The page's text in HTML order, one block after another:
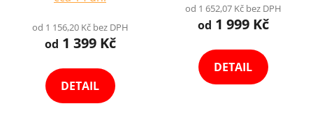
produktu
je
5,0
5
hvězdiček.
od 1 156,20 Kč bez DPH
od 1 399 Kč
DETAIL
od 1 652,07 Kč bez DPH
od 1 999 Kč
DETAIL